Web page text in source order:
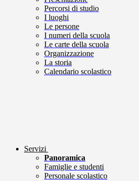
Percorsi di studio
I luoghi
Le persone
I numeri della scuola
Le carte della scuola
Organizzazione
La storia
Calendario scolastico
Servizi
Panoramica
Famiglie e studenti
Personale scolastico